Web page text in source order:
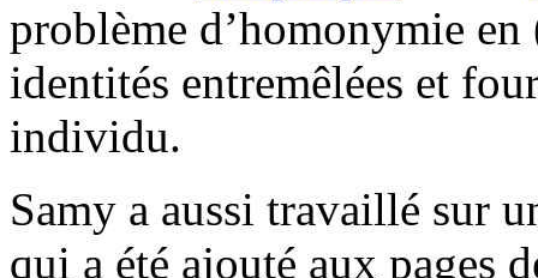
problème d’homonymie
identités entremêlées et
individu.
Samy a aussi travaillé sur
qui a été ajouté aux pages